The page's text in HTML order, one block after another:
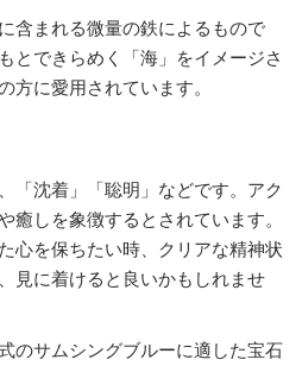
含まれる微量の鉄によるもので
とできらめく「海」をイメージさ
方に愛用されています。
「沈着」「聡明」などです。アク
癒しを象徴するとされています。
心を保ちたい時、クリアな精神状
見に着けると良いかもしれませ
のサムシングブルーに適した宝石